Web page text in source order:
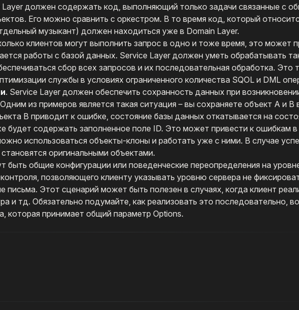
Layer должен содержать код, выполняющий только задачи связанные с
Его можно сравнить с оркестром. В то время код, который
музыкант) должен находиться уже в Domain Layer.
клиентов могут выполнить запрос в одно и тоже время, это может
работы с базой данных. Service Layer должен уметь обрабатывать
сбор всех запросов и их последовательная обработка. Это
службы в условиях ограниченного количества SQOL и DML
. Service Layer должен обеспечить сохранность данных при
из примеров является такая ситуация – вы сохраняете объект A и B
B приводит к ошибке, состояние базы данных откатывается на
будет содержать заполненное поле ID. Это может привести к ошибкам в
использоваться объекты-клоны и работать уже с ними. В случае
оригинальными объектами.
быть общие конфигурации или поведенческие переопределения на
позволяющего клиенту указывать уровню сервера не
письма. Этот сценарий может быть полезен в случаях, когда клиент
и тд. Обязательно подумайте, как реализовать это последовательно,
которая принимает общий параметр Options.